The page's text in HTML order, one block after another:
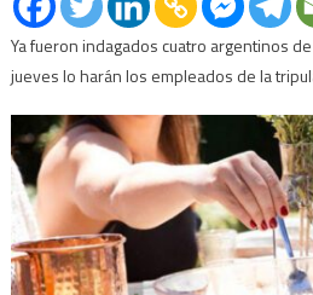
Ya fueron indagados cuatro argentinos
jueves lo harán los empleados de la